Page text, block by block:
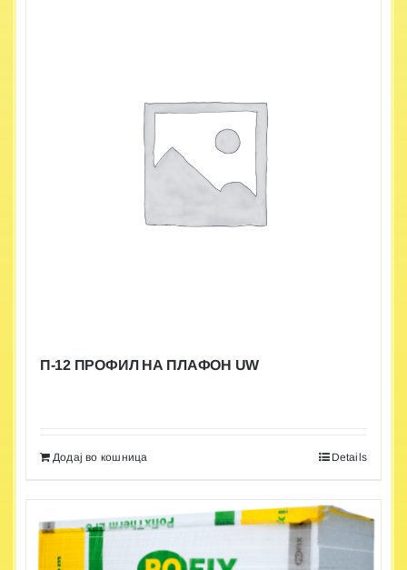
П-12 ПРОФИЛ НА ПЛАФОН UW
Додај во кошница Details